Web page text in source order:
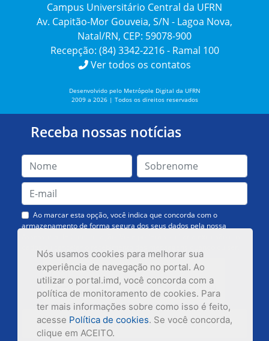
Nós usamos cookies para melhorar sua
experiência de navegação no portal. Ao
utilizar o portal.imd, você concorda com a
política de monitoramento de cookies. Para
ter mais informações sobre como isso é feito,
acesse Política de cookies. Se você concorda,
clique em ACEITO.
Campus Universitário Central da UFRN
Av. Capitão-Mor Gouveia, S/N - Lagoa Nova,
Natal/RN, CEP: 59078-900
Recepção: (84) 3342-2216 - Ramal 100
Ver todos os contatos
Desenvolvido pelo Metrópole Digital da UFRN
2009 a 2026 | Todos os direitos reservados
Receba nossas notícias
Ao marcar esta opção, você indica que concorda com o
armazenamento de forma segura dos seus dados pela nossa
Inscrever-se